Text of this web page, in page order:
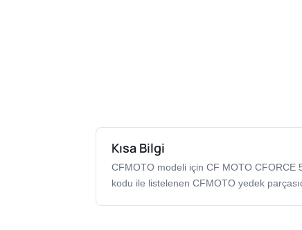
Kısa Bilgi
CFMOTO modeli için CF MOTO CFORCE
kodu ile listelenen CFMOTO yedek